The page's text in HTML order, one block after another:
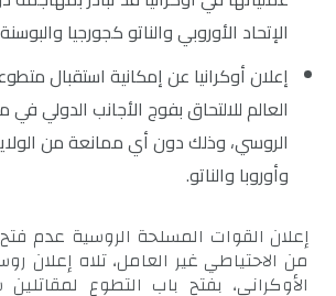
الإتحاد الأوروبي والناتو كجورجيا
إعلان أوكرانيا عن إمكانية استقبال
العالم للالتحاق بفوج الأجانب الدولي
الروسي، وذلك دون أي ممانعة من
وأوروبا والناتو.
إعلان القوات المسلحة الروسية عدم
من الاحتياطي غير العامل، تلاه إعلان
الأوكراني، بفتح باب التطوع